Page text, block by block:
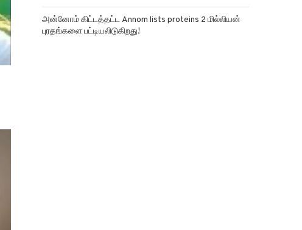
அன்னோம் கிட்டத்தட்ட Annom lists proteins 2 மில்லியன்
புரதங்களை பட்டியலிடுகிறது!